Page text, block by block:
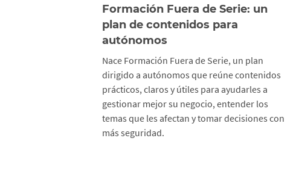
Formación Fuera de Serie: un
plan de contenidos para
autónomos
Nace Formación Fuera de Serie, un plan
dirigido a autónomos que reúne contenidos
prácticos, claros y útiles para ayudarles a
gestionar mejor su negocio, entender los
temas que les afectan y tomar decisiones con
más seguridad.